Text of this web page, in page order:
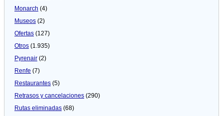
Monarch (4)
Museos (2)
Ofertas (127)
Otros (1.935)
Pyrenair (2)
Renfe (7)
Restaurantes (5)
Retrasos y cancelaciones (290)
Rutas eliminadas (68)